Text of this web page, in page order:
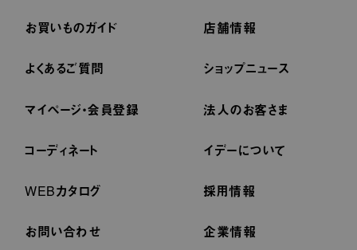
お買いものガイド
よくあるご質問
マイページ・会員登録
コーディネート
WEBカタログ
お問い合わせ
店舗情報
ショップニュース
法人のお客さま
イデーについて
採用情報
企業情報